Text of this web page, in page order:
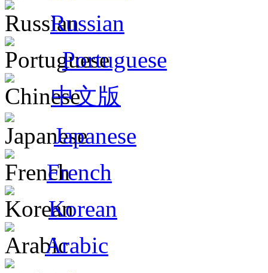
Russian
Portuguese
中文版
Japanese
French
Korean
Arabic